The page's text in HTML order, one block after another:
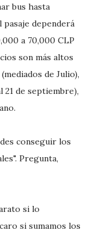
bus hasta
pasaje dependerá
a 70,000 CLP
son más altos
de Julio),
21 de septiembre),
conseguir los
Pregunta,
si lo
si sumamos los